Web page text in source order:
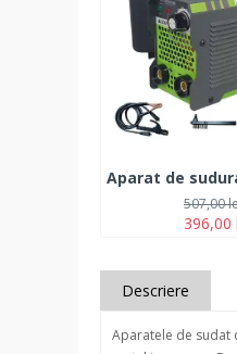
396,00
507,00
Descriere
Aparatele de sudat